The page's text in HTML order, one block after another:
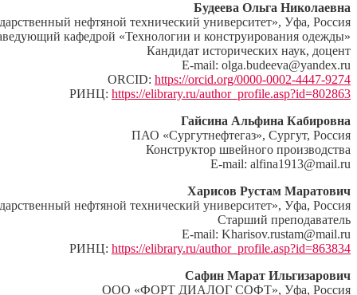
Будеева Ольга Николаевна
нефтяной технический университет», Уфа, Россия
кафедрой «Технологии и конструирования одежды»
Кандидат исторических наук, доцент
E-mail: olga.budeeva@yandex.ru
ORCID: https://orcid.org/0000-0002-4447-9274
РИНЦ: https://elibrary.ru/author_profile.asp?id=802863
Гайсина Альфина Кабировна
ПАО «Сургутнефтегаз», Сургут, Россия
Конструктор швейного производства
E-mail: alfina1913@mail.ru
Харисов Рустам Маратович
нефтяной технический университет», Уфа, Россия
Старший преподаватель
E-mail: Kharisov.rustam@mail.ru
РИНЦ: https://elibrary.ru/author_profile.asp?id=863834
Сафин Марат Ильгизарович
ООО «ФОРТ ДИАЛОГ СОФТ», Уфа, Россия